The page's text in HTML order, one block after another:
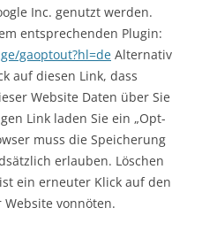
Inc. genutzt werden.
entsprechenden Plugin:
gaoptout?hl=de Alternativ
auf diesen Link, dass
Website Daten über Sie
Link laden Sie ein „Opt-
muss die Speicherung
erlauben. Löschen
ein erneuter Klick auf den
vonnöten.